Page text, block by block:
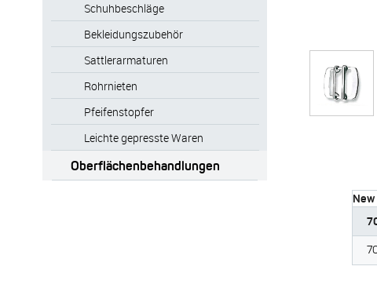
Schuhbeschläge
Bekleidungszubehör
Sattlerarmaturen
Rohrnieten
Pfeifenstopfer
Leichte gepresste Waren
Oberflächenbehandlungen